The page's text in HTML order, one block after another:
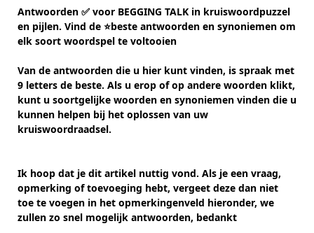
Antwoorden ✅ voor BEGGING TALK in kruiswoordpuzzel
en pijlen. Vind de ⭐beste antwoorden en synoniemen om
elk soort woordspel te voltooien
Van de antwoorden die u hier kunt vinden, is spraak met
9 letters de beste. Als u erop of op andere woorden klikt,
kunt u soortgelijke woorden en synoniemen vinden die u
kunnen helpen bij het oplossen van uw
kruiswoordraadsel.
Ik hoop dat je dit artikel nuttig vond. Als je een vraag,
opmerking of toevoeging hebt, vergeet deze dan niet
toe te voegen in het opmerkingenveld hieronder, we
zullen zo snel mogelijk antwoorden, bedankt